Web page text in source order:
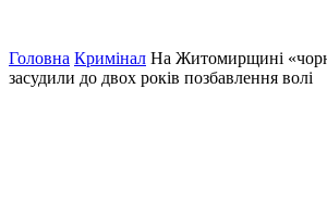
Головна Кримінал На Житомирщині
засудили до двох років позбавлення волі